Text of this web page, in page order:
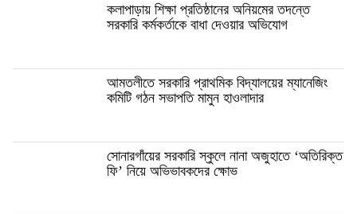
কলাপাড়ায় শিক্ষা প্রতিষ্ঠানের অনিয়মের তদন্তে
সরকারি কর্মকর্তাকে বাধা দেওয়ার অভিযোগ
আমতলীতে সরকারি প্রাথমিক বিদ্যালয়ের ম্যানেজিং
কমিটি গঠন সভাপতি মামুন হাওলাদার
সোনারগাঁয়ের সরকারি স্কুলে নানা অজুহাতে ‘অতিরিক্ত
ফি’ নিয়ে অভিভাবকদের ক্ষোভ